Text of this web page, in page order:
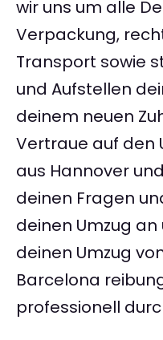
wir uns um alle
Verpackung,
Transport sowie
und Aufstellen
deinem neuen
Vertraue auf den
aus Hannover
deinen Fragen
deinen Umzug an
deinen Umzug
Barcelona
professionell